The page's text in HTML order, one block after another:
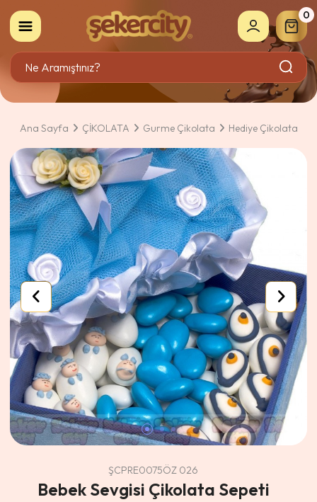
0
Ana Sayfa ÇİKOLATA Gurme Çikolata Hediye Çikolata
ŞCPRE0075ÖZ 026
Bebek Sevgisi Çikolata Sepeti